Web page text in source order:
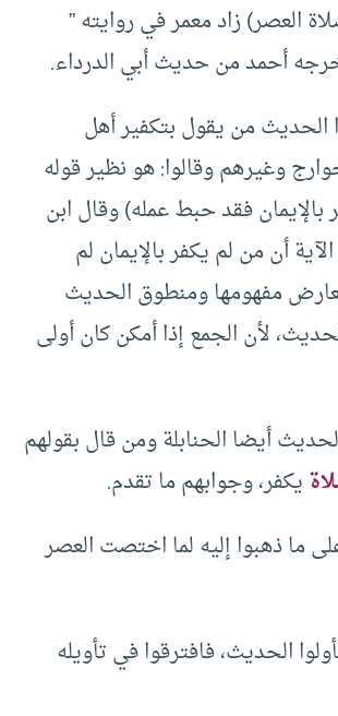
العصر) زاد معمر في روايته ”
أحمد من حديث أبي الدرداء.
الحديث من يقول بتكفير أهل
وغيرهم وقالوا: هو نظير قوله
بالإيمان فقد حبط عمله) وقال ابن
أن من لم يكفر بالإيمان لم
مفهومها ومنطوق الحديث
لأن الجمع إذا أمكن كان أولى
أيضا الحنابلة ومن قال بقولهم
يكفر، وجوابهم ما تقدم.
ما ذهبوا إليه لما اختصت العصر
الحديث، فافترقوا في تأويله